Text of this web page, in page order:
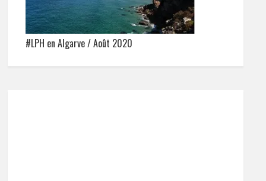
#LPH en Algarve / Août 2020